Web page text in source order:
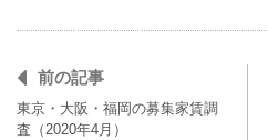
前の記事
東京・大阪・福岡の募集家賃調
査（2020年4月）